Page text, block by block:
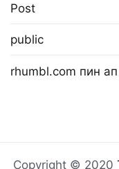
Post
public
rhumbl.com пин
Copyright © 2020